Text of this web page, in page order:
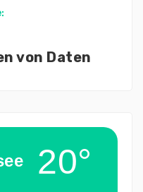
von Daten
20°